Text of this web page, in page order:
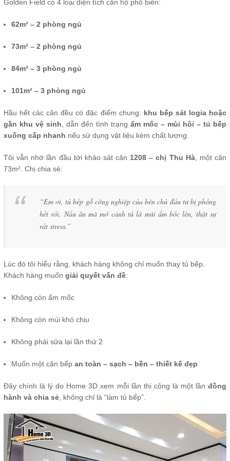
Golden Field có 4 loại diện tích căn hộ phổ biến:
62m² – 2 phòng ngủ
73m² – 2 phòng ngủ
84m² – 3 phòng ngủ
101m² – 3 phòng ngủ
Hầu hết các căn đều có đặc điểm chung: khu bếp sát logia hoặc
gần khu vệ sinh , dẫn đến tình trạng ẩm mốc – mùi hôi – tủ bếp
xuống cấp nhanh nếu sử dụng vật liệu kém chất lượng.
Tôi vẫn nhớ lần đầu tới khảo sát căn 1208 – chị Thu Hà, một căn
73m². Chị chia sẻ:
“Em ơi, tủ bếp gỗ công nghiệp của bên chủ đầu tư bị phồng
hết rồi. Nấu ăn mà mở cánh tủ là mùi ẩm bốc lên, thật sự
rất stress.”
Lúc đó tôi hiểu rằng, khách hàng không chỉ muốn thay tủ bếp.
Khách hàng muốn giải quyết vấn đề:
Không còn ẩm mốc
Không còn mùi khó chịu
Không phải sửa lại lần thứ 2
Muốn một căn bếp an toàn – sạch – bền – thiết kế đẹp
Đây chính là lý do Home 3D xem mỗi lần thi công là một lần đồng
hành và chia sẻ , không chỉ là “làm tủ bếp”.